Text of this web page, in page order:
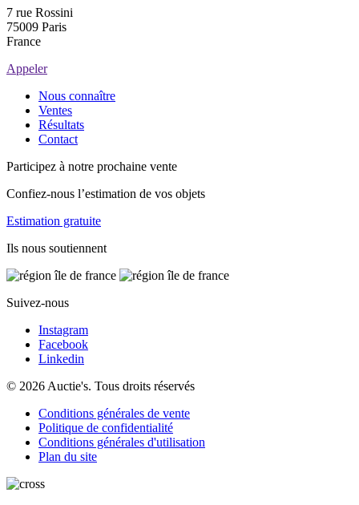
7 rue Rossini
75009 Paris
France
Appeler
Nous connaître
Ventes
Résultats
Contact
Participez à notre prochaine vente
Confiez-nous l’estimation de vos objets
Estimation gratuite
Ils nous soutiennent
Suivez-nous
Instagram
Facebook
Linkedin
© 2026 Auctie's. Tous droits réservés
Conditions générales de vente
Politique de confidentialité
Conditions générales d'utilisation
Plan du site